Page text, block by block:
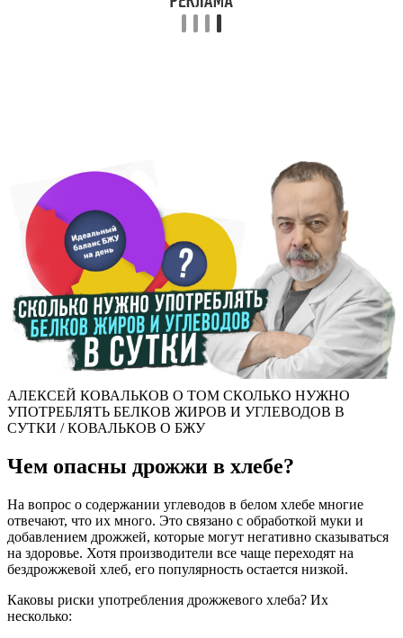
АЛЕКСЕЙ КОВАЛЬКОВ О ТОМ СКОЛЬКО НУЖНО
УПОТРЕБЛЯТЬ БЕЛКОВ ЖИРОВ И УГЛЕВОДОВ В
СУТКИ / КОВАЛЬКОВ О БЖУ
Чем опасны дрожжи в хлебе?
На вопрос о содержании углеводов в белом хлебе многие
отвечают, что их много. Это связано с обработкой муки и
добавлением дрожжей, которые могут негативно сказываться
на здоровье. Хотя производители все чаще переходят на
бездрожжевой хлеб, его популярность остается низкой.
Каковы риски употребления дрожжевого хлеба? Их
несколько: